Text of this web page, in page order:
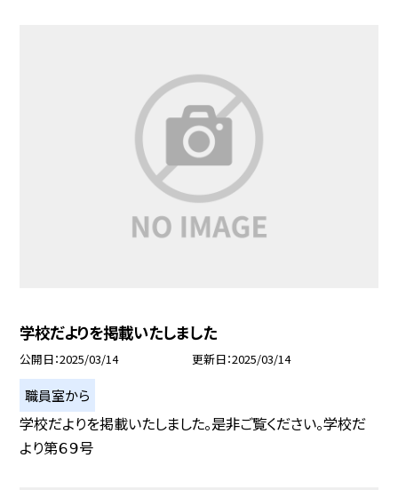
学校だよりを掲載いたしました
公開日 2025/03/14 更新日 2025/03/14
職員室から
学校だよりを掲載いたしました。是非ご覧ください。学校だ
より第６９号